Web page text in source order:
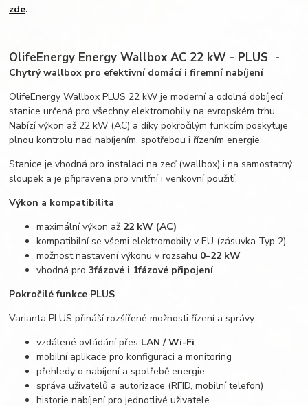
zde.
OlifeEnergy Energy Wallbox AC 22 kW - PLUS -
Chytrý wallbox pro efektivní domácí i firemní nabíjení
OlifeEnergy Wallbox PLUS 22 kW je moderní a odolná dobíjecí
stanice určená pro všechny elektromobily na evropském trhu.
Nabízí výkon až 22 kW (AC) a díky pokročilým funkcím poskytuje
plnou kontrolu nad nabíjením, spotřebou i řízením energie.
Stanice je vhodná pro instalaci na zeď (wallbox) i na samostatný
sloupek a je připravena pro vnitřní i venkovní použití.
Výkon a kompatibilita
maximální výkon až 22 kW (AC)
kompatibilní se všemi elektromobily v EU (zásuvka Typ 2)
možnost nastavení výkonu v rozsahu 0–22 kW
vhodná pro3fázové i 1fázové připojení
Pokročilé funkce PLUS
Varianta PLUS přináší rozšířené možnosti řízení a správy:
vzdálené ovládání přes LAN / Wi-Fi
mobilní aplikace pro konfiguraci a monitoring
přehledy o nabíjení a spotřebě energie
správa uživatelů a autorizace (RFID, mobilní telefon)
historie nabíjení pro jednotlivé uživatele